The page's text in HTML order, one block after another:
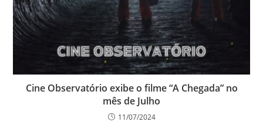
Cine Observatório exibe o filme “A Chegada” no
mês de Julho
11/07/2024